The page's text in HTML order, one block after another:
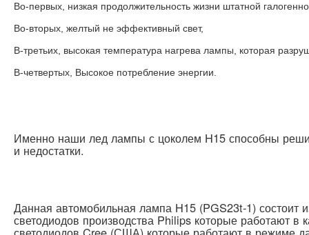
Во-первых, низкая продолжительность жизни штатной
Во-вторых, желтый не эффективный свет,
В-третьих, высокая температура нагрева лампы, которая
В-четвертых, Высокое потребление энергии.
Именно наши лед лампы с цоколем H15 способны
и недостатки.
Данная автомобильная лампа H15 (PGS23t-1) состоит
светодиодов производства Philips которые работают в